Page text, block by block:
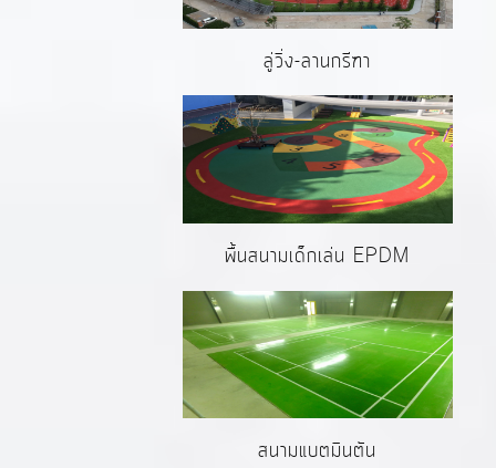
ลู่วิ่ง-ลานกรีฑา
พื้นสนามเด็กเล่น EPDM
สนามแบตมินตัน